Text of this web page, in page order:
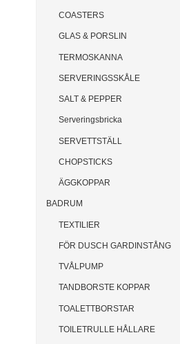
COASTERS
GLAS & PORSLIN
TERMOSKANNA
SERVERINGSSKÅLE
SALT & PEPPER
Serveringsbricka
SERVETTSTÄLL
CHOPSTICKS
ÄGGKOPPAR
BADRUM
TEXTILIER
FÖR DUSCH GARDINSTÅNG
TVÅLPUMP
TANDBORSTE KOPPAR
TOALETTBORSTAR
TOILETRULLE HÅLLARE